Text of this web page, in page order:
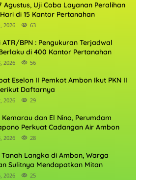
Agustus, Uji Coba Layanan Peralihan
di 15 Kantor Pertanahan
2026 63
ATR/BPN : Pengukuran Terjadwal
di 400 Kantor Pertanahan
2026 56
Eselon II Pemkot Ambon Ikut PKN II
Daftarnya
2026 29
dan El Nino, Perumdam
Perkuat Cadangan Air Ambon
2026 28
Langka di Ambon, Warga
Sulitnya Mendapatkan Mitan
2026 25